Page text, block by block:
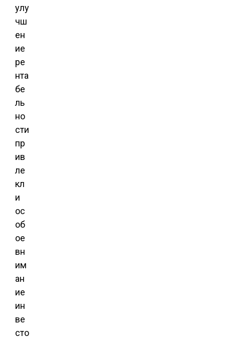
улу
чш
ен
ие
ре
нта
бе
ль
но
сти
пр
ив
ле
кл
и
ос
об
ое
вн
им
ан
ие
ин
ве
сто